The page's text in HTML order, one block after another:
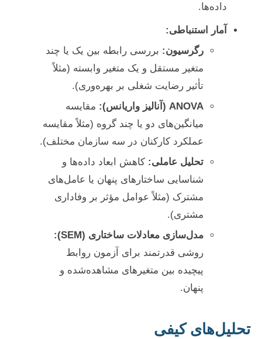
داده‌ها.
آمار استنباطی:
رگرسیون: بررسی رابطه بین یک یا چند
متغیر مستقل و یک متغیر وابسته (مثلاً
تأثیر رضایت شغلی بر بهره‌وری).
ANOVA (آنالیز واریانس):
مقایسه
میانگین‌های دو یا چند گروه (مثلاً مقایسه
عملکرد کارکنان در سه سازمان مختلف).
تحلیل عاملی: کاهش ابعاد داده‌ها و
شناسایی ساختارهای پنهان یا عامل‌های
مشترک (مثلاً عوامل مؤثر بر وفاداری
مشتری).
مدل‌سازی معادلات ساختاری (SEM):
روشی قدرتمند برای آزمون روابط
پیچیده بین متغیرهای مشاهده‌شده و
پنهان.
تحلیل‌های کیفی